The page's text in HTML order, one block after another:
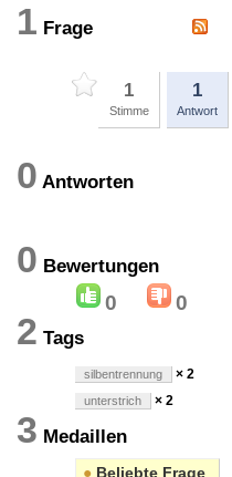
1 Frage
1
Stimme
1
Antwort
0 Antworten
0
0 0
2 Tags
silbentrennung × 2
unterstrich × 2
3 Medaillen
● Beliebte Frage